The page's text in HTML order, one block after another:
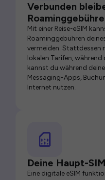
Verbunden
Mit einer Reise-eSIM
Roaminggebühren
vermeiden. Stattdessen
lokalen Tarifen,
kannst du während
Messaging-Apps,
Internet nutzen.
Deine Haupt-
Eine digitale eSIM